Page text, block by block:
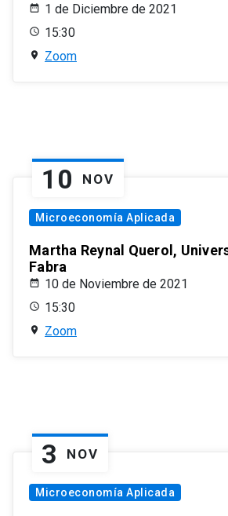
1 de Diciembre de 2021
15:30
Zoom
10 NOV
Microeconomía Aplicada
Martha Reynal Querol,
Fabra
10 de Noviembre de 2021
15:30
Zoom
3 NOV
Microeconomía Aplicada